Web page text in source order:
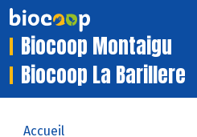
Biocoop Montaigu
Biocoop La Barillere
Accueil